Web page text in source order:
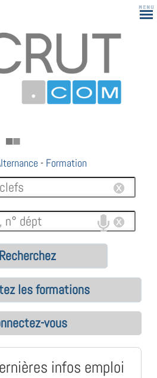
- Formation
Recherchez
les formations
vous
infos emploi